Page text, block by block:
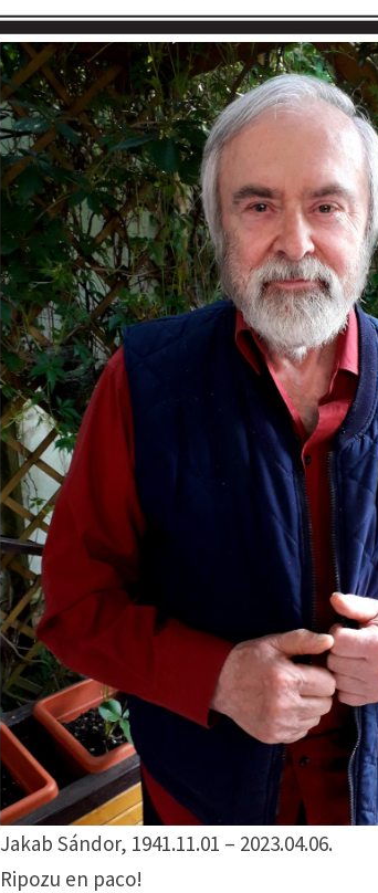
Jakab Sándor, 1941.11.01 – 2023.04.06.
Ripozu en paco!